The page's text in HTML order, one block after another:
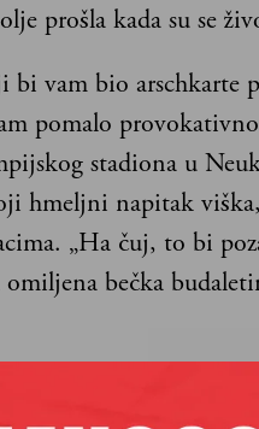
prošla kada su se
bi vam bio arschkarte
pomalo
stadiona u
hmeljni napitak
„Ha čuj, to bi
omiljena bečka